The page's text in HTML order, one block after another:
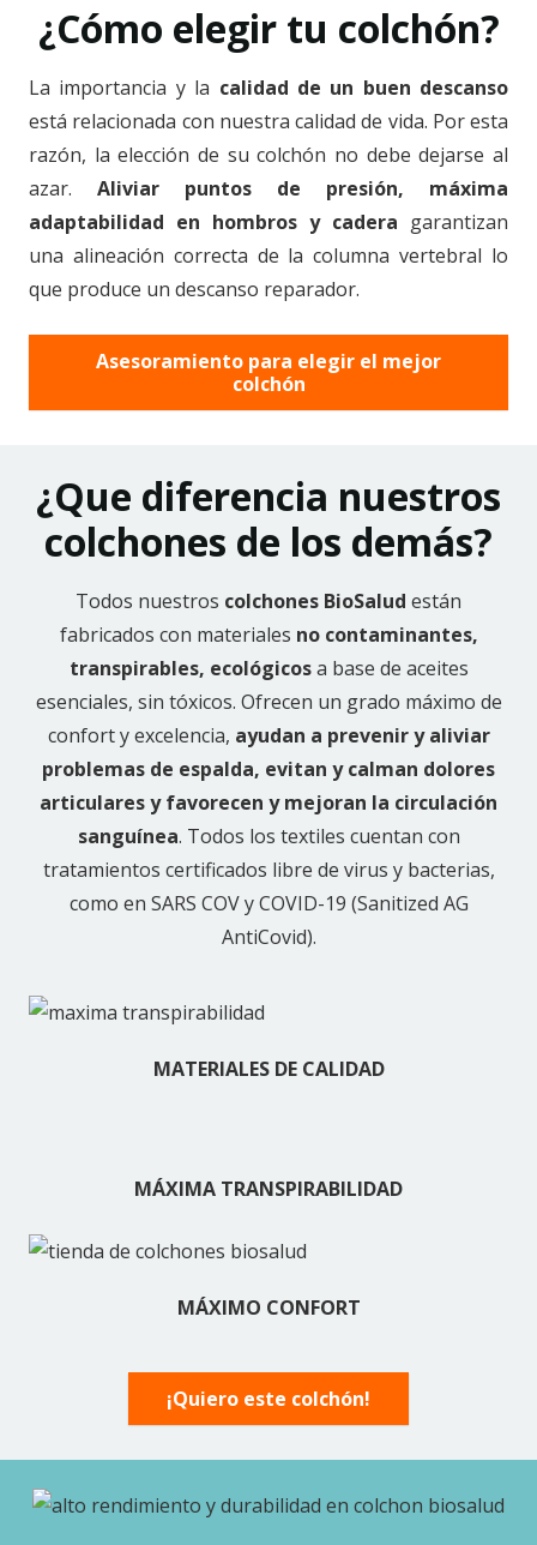
¿Cómo elegir tu colchón?
La importancia y la calidad de un buen descanso
está relacionada con nuestra calidad de vida. Por esta
razón, la elección de su colchón no debe dejarse al
azar. Aliviar puntos de presión, máxima
adaptabilidad en hombros y cadera garantizan
una alineación correcta de la columna vertebral lo
que produce un descanso reparador.
Asesoramiento para elegir el mejor
colchón
¿Que diferencia nuestros
colchones de los demás?
Todos nuestros colchones BioSalud están
fabricados con materiales no contaminantes,
transpirables, ecológicosa base de aceites
esenciales, sin tóxicos. Ofrecen un grado máximo de
confort y excelencia, ayudan a prevenir y aliviar
problemas de espalda, evitan y calman dolores
articulares y favorecen y mejoran la circulación
sanguínea. Todos los textiles cuentan con
tratamientos certificados libre de virus y bacterias,
como en SARS COV y COVID-19 (Sanitized AG
AntiCovid).
MATERIALES DE CALIDAD
MÁXIMA TRANSPIRABILIDAD
MÁXIMO CONFORT
¡Quiero este colchón!